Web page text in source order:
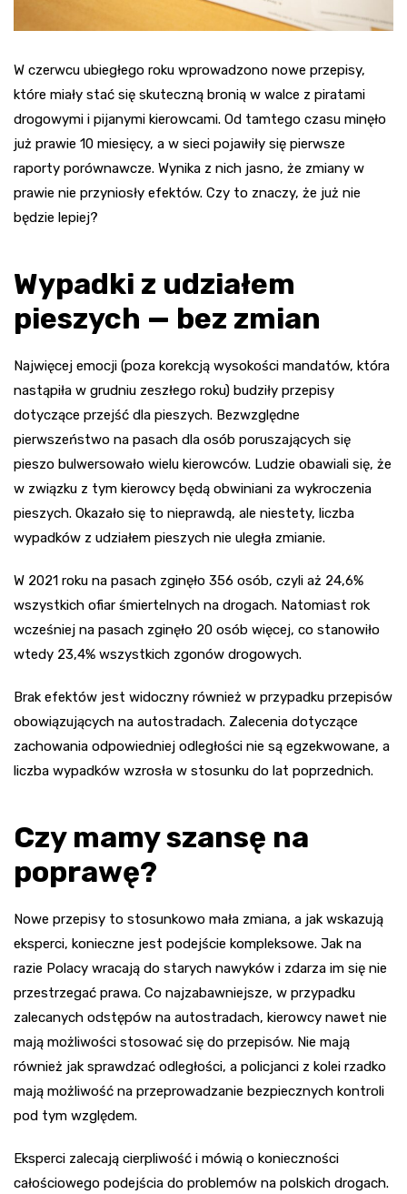
W czerwcu ubiegłego roku wprowadzono nowe przepisy,
które miały stać się skuteczną bronią w walce z piratami
drogowymi i pijanymi kierowcami. Od tamtego czasu minęło
już prawie 10 miesięcy, a w sieci pojawiły się pierwsze
raporty porównawcze. Wynika z nich jasno, że zmiany w
prawie nie przyniosły efektów. Czy to znaczy, że już nie
będzie lepiej?
Wypadki z udziałem
pieszych — bez zmian
Najwięcej emocji (poza korekcją wysokości mandatów, która
nastąpiła w grudniu zeszłego roku) budziły przepisy
dotyczące przejść dla pieszych. Bezwzględne
pierwszeństwo na pasach dla osób poruszających się
pieszo bulwersowało wielu kierowców. Ludzie obawiali się, że
w związku z tym kierowcy będą obwiniani za wykroczenia
pieszych. Okazało się to nieprawdą, ale niestety, liczba
wypadków z udziałem pieszych nie uległa zmianie.
W 2021 roku na pasach zginęło 356 osób, czyli aż 24,6%
wszystkich ofiar śmiertelnych na drogach. Natomiast rok
wcześniej na pasach zginęło 20 osób więcej, co stanowiło
wtedy 23,4% wszystkich zgonów drogowych.
Brak efektów jest widoczny również w przypadku przepisów
obowiązujących na autostradach. Zalecenia dotyczące
zachowania odpowiedniej odległości nie są egzekwowane, a
liczba wypadków wzrosła w stosunku do lat poprzednich.
Czy mamy szansę na
poprawę?
Nowe przepisy to stosunkowo mała zmiana, a jak wskazują
eksperci, konieczne jest podejście kompleksowe. Jak na
razie Polacy wracają do starych nawyków i zdarza im się nie
przestrzegać prawa. Co najzabawniejsze, w przypadku
zalecanych odstępów na autostradach, kierowcy nawet nie
mają możliwości stosować się do przepisów. Nie mają
również jak sprawdzać odległości, a policjanci z kolei rzadko
mają możliwość na przeprowadzanie bezpiecznych kontroli
pod tym względem.
Eksperci zalecają cierpliwość i mówią o konieczności
całościowego podejścia do problemów na polskich drogach.